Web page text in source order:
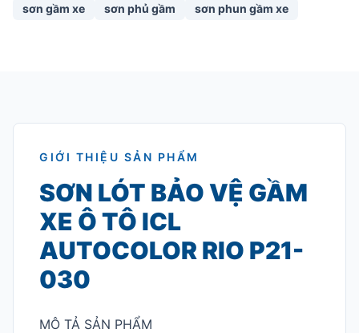
sơn gầm xe
sơn phủ gầm sơn phun gầm xe
GIỚI THIỆU SẢN PHẨM
SƠN LÓT BẢO VỆ GẦM
XE Ô TÔ ICL
AUTOCOLOR RIO P21-
030
MÔ TẢ SẢN PHẨM